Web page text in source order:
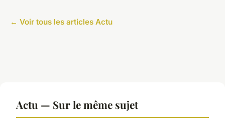
← Voir tous les articles Actu
Actu — Sur le même sujet